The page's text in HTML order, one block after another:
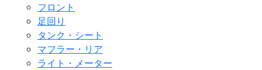
フロント
足回り
タンク・シート
マフラー・リア
ライト・メーター